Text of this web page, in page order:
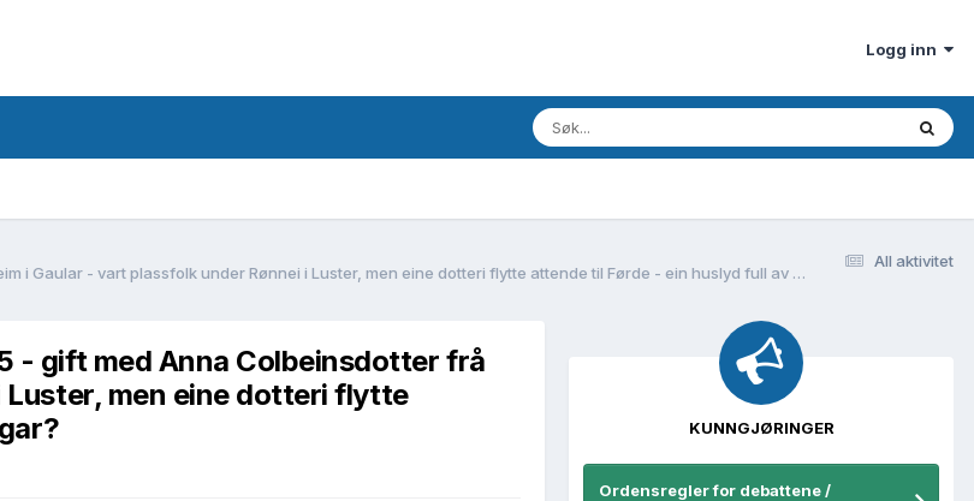
Logg inn
All aktivitet
Simon Christenson, fødd i Førde(?) kring 1775 - gift med Anna Colbeinsdotter frå Råeim i Gaular - vart plassfolk under Rønnei i Luster, men eine dotteri flytte attende til Førde - ein huslyd full av utfordringar?
- gift med Anna Colbeinsdotter frå
Luster, men eine dotteri flytte
KUNNGJØRINGER
Ordensregler for debattene /